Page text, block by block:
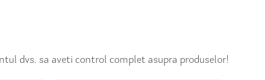
dvs. sa aveti control complet asupra produselor!